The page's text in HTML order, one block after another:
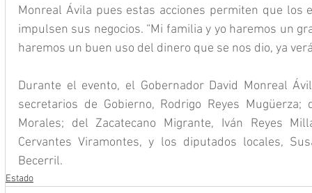
Monreal Ávila pues estas acciones permiten que los
impulsen sus negocios. “Mi familia y yo haremos un
haremos un buen uso del dinero que se nos dio, ya
Durante el evento, el Gobernador David Monreal
secretarios de Gobierno, Rodrigo Reyes Mugüerza;
Morales; del Zacatecano Migrante, Iván Reyes
Cervantes Viramontes, y los diputados locales,
Becerril.
Estado